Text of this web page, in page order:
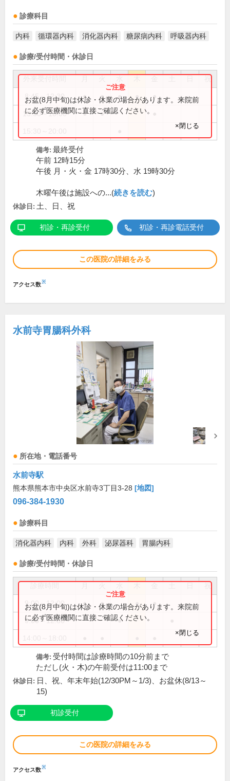
診療科目
内科 循環器内科 消化器内科 糖尿病内科 呼吸器内科
診療/受付時間・休診日
祝
8:45～12:30 ● ● ● ● ●
15:30～18:00 ● ●
お盆(8月中旬)は休診・休業の場合があります。来院前
に必ず医療機関に直接ご確認ください。
×閉じる
備考: 最終受付
午前 12時15分
午後 月・火・金 17時30分、水 19時30分
木曜午後は施設への...(続きを読む)
休診日: 土、日、祝
初診・再診受付 初診・再診電話受付
この医院の詳細をみる
アクセス数※
水前寺胃腸科外科
所在地・電話番号
水前寺駅
熊本県熊本市中央区水前寺3丁目3-28 [地図]
096-384-1930
診療科目
消化器内科 内科 外科 泌尿器科 胃腸内科
診療/受付時間・休診日
祝
9:00～12:00 ● ● ● ●
9:00～12:30 ●
お盆(8月中旬)は休診・休業の場合があります。来院前
に必ず医療機関に直接ご確認ください。
×閉じる
備考: 受付時間は診療時間の10分前まで
ただし(火・木)の午前受付は11:00まで
休診日: 日、祝、年末年始(12/30PM～1/3)、お盆休(8/13～
15)
初診受付
この医院の詳細をみる
アクセス数※